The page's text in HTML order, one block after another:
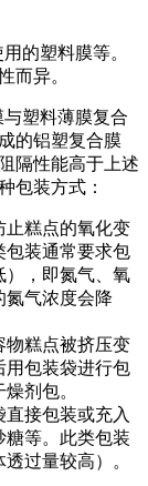
的塑料膜等。
而异。
塑料薄膜复合
的铝塑复合膜
隔性能高于上述
包装方式：
糕点的氧化变
包装通常要求包
），即氮气、氧
氮气浓度会降
糕点被挤压变
用包装袋进行包
剂包。
接包装或充入
糖等。此类包装
过量较高）。